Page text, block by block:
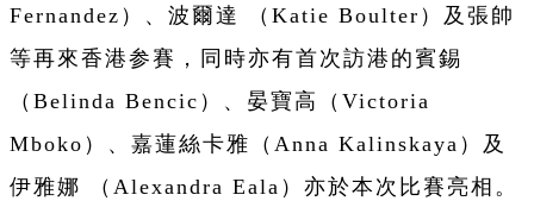
Fernandez）、波爾達 （Katie Boulter）及張帥
等再來香港参賽，同時亦有首次訪港的賓錫
（Belinda Bencic）、晏寶高（Victoria
Mboko）、嘉蓮絲卡雅（Anna Kalinskaya）及
伊雅娜 （Alexandra Eala）亦於本次比賽亮相。